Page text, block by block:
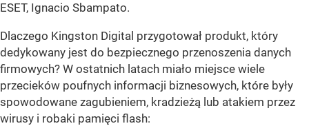
ESET, Ignacio Sbampato.
Dlaczego Kingston Digital przygotował produkt, który
dedykowany jest do bezpiecznego przenoszenia danych
firmowych? W ostatnich latach miało miejsce wiele
przecieków poufnych informacji biznesowych, które były
spowodowane zagubieniem, kradzieżą lub atakiem przez
wirusy i robaki pamięci flash: